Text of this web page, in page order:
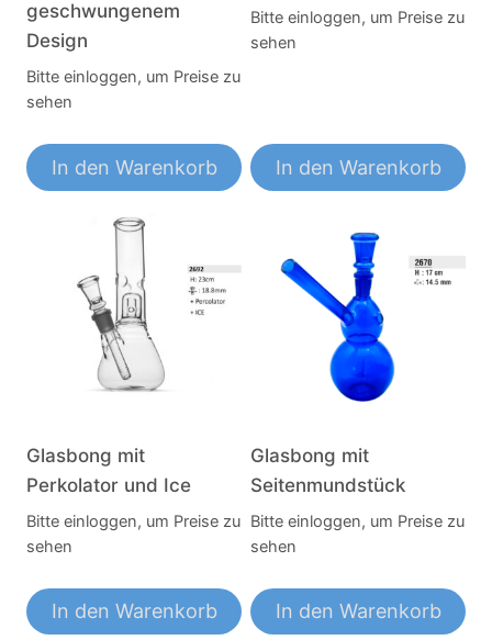
geschwungenem
Design
Bitte einloggen, um Preise zu
sehen
In den Warenkorb
Bitte einloggen, um Preise zu
sehen
In den Warenkorb
Glasbong mit
Perkolator und Ice
Bitte einloggen, um Preise zu
sehen
In den Warenkorb
Glasbong mit
Seitenmundstück
Bitte einloggen, um Preise zu
sehen
In den Warenkorb